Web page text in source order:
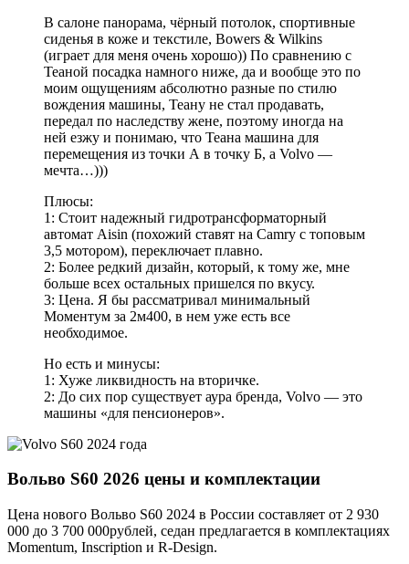
В салоне панорама, чёрный потолок, спортивные
сиденья в коже и текстиле, Bowers & Wilkins
(играет для меня очень хорошо)) По сравнению с
Теаной посадка намного ниже, да и вообще это по
моим ощущениям абсолютно разные по стилю
вождения машины, Теану не стал продавать,
передал по наследству жене, поэтому иногда на
ней езжу и понимаю, что Теана машина для
перемещения из точки А в точку Б, а Volvo —
мечта…)))
Плюсы:
1: Стоит надежный гидротрансформаторный
автомат Aisin (похожий ставят на Camry с топовым
3,5 мотором), переключает плавно.
2: Более редкий дизайн, который, к тому же, мне
больше всех остальных пришелся по вкусу.
3: Цена. Я бы рассматривал минимальный
Моментум за 2м400, в нем уже есть все
необходимое.
Но есть и минусы:
1: Хуже ликвидность на вторичке.
2: До сих пор существует аура бренда, Volvo — это
машины «для пенсионеров».
Вольво S60 2026 цены и комплектации
Цена нового Вольво S60 2024 в России составляет от 2 930
000 до 3 700 000рублей, седан предлагается в комплектациях
Momentum, Inscription и R-Design.